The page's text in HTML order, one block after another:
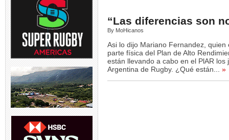
“Las diferencias son
By MoHicanos
Asi lo dijo Mariano Fernandez,
parte física del Plan de Alto
están llevando a cabo en el PlAR
Argentina de Rugby. ¿Qué están...
»
RUGBY DE OPINION | Se
modifica permanentemente
el...
5 0
preparan para recibir a...
6 0
Albornoz
5